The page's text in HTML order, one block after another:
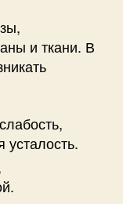
и ткани. В
усталость.